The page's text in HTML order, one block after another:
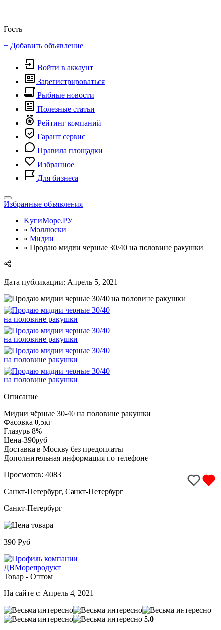
Гость
+ Добавить объявление
Войти в аккаунт
Зарегистрироваться
Рыбные новости
Полезные статьи
Рейтинг компаний
Гарант сервис
Правила площадки
Избранное
Для бизнеса
Toggle
navigation
Избранные объявления
KупиМоре.РУ
» Моллюски
» Мидии
» Продаю мидии черные 30/40 на половине ракушки
Дата публикации: Апрель 5, 2021
Описание
Мидии чёрные 30-40 на половине ракушки
Фасовка 0,5кг
Глазурь 8%
Цена-390руб
Доставка в Москву без предоплаты
Дополнительная информация по телефоне
Просмотов: 4083
Санкт-Петербург, Санкт-Петербург
Санкт-Петербург
390 Руб
ДВМорепродукт
Товар - Оптом
На сайте с: Апрель 4, 2021
5.0